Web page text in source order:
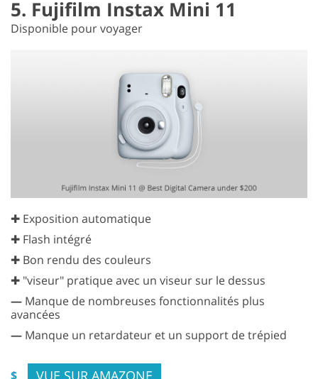
5. Fujifilm Instax Mini 11
Disponible pour voyager
✚ Exposition automatique
✚ Flash intégré
✚ Bon rendu des couleurs
✚ "viseur" pratique avec un viseur sur le dessus
— Manque de nombreuses fonctionnalités plus
avancées
— Manque un retardateur et un support de trépied
$ VUE SUR AMAZONE